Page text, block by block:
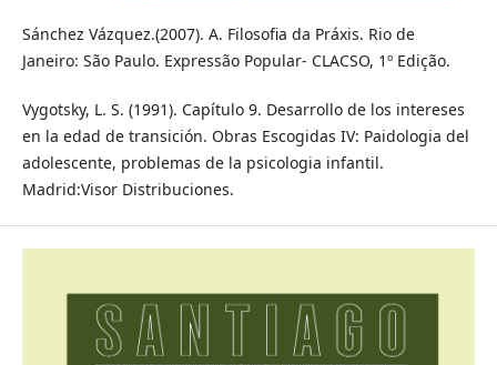
Sánchez Vázquez.(2007). A. Filosofia da Práxis. Rio de
Janeiro: São Paulo. Expressão Popular- CLACSO, 1º Edição.
Vygotsky, L. S. (1991). Capítulo 9. Desarrollo de los intereses
en la edad de transición. Obras Escogidas IV: Paidologia del
adolescente, problemas de la psicologia infantil.
Madrid:Visor Distribuciones.